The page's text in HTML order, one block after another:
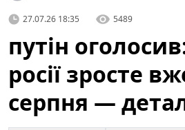
27.07.26 18:35 5489
путін
росії зросте
серпня —